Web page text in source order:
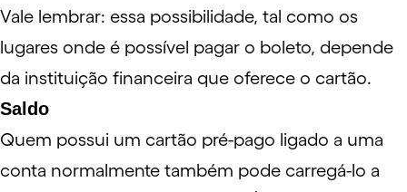
Vale lembrar: essa possibilidade, tal como os
lugares onde é possível pagar o boleto, depende
da instituição financeira que oferece o cartão.
Saldo
Quem possui um cartão pré-pago ligado a uma
conta normalmente também pode carregá-lo a